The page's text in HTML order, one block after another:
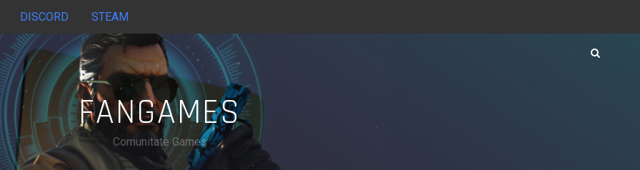
DISCORD STEAM
FANGAMES
Comunitate Games